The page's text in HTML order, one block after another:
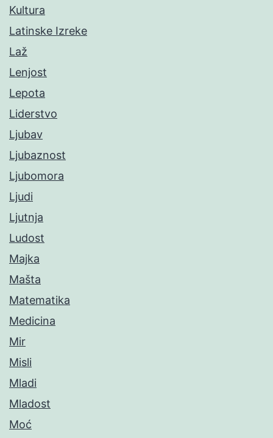
Kultura
Latinske Izreke
Laž
Lenjost
Lepota
Liderstvo
Ljubav
Ljubaznost
Ljubomora
Ljudi
Ljutnja
Ludost
Majka
Mašta
Matematika
Medicina
Mir
Misli
Mladi
Mladost
Moć